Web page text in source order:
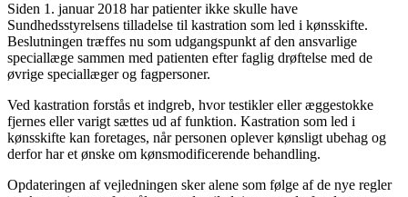
Siden 1. januar 2018 har patienter ikke skulle have
Sundhedsstyrelsens tilladelse til kastration som led i kønsskifte.
Beslutningen træffes nu som udgangspunkt af den ansvarlige
speciallæge sammen med patienten efter faglig drøftelse med de
øvrige speciallæger og fagpersoner.
Ved kastration forstås et indgreb, hvor testikler eller æggestokke
fjernes eller varigt sættes ud af funktion. Kastration som led i
kønsskifte kan foretages, når personen oplever kønsligt ubehag og
derfor har et ønske om kønsmodificerende behandling.
Opdateringen af vejledningen sker alene som følge af de nye regler